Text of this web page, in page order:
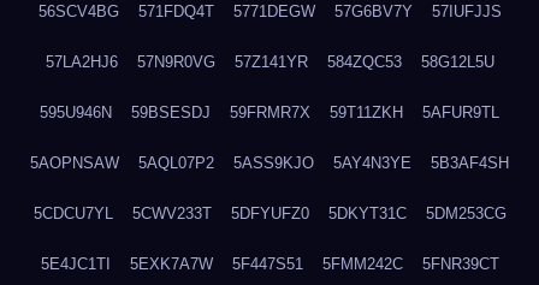
56SCV4BG 571FDQ4T 5771DEGW 57G6BV7Y 57IUFJJS
57LA2HJ6 57N9R0VG 57Z141YR 584ZQC53 58G12L5U
595U946N 59BSESDJ 59FRMR7X 59T11ZKH 5AFUR9TL
5AOPNSAW 5AQL07P2 5ASS9KJO 5AY4N3YE 5B3AF4SH
5CDCU7YL 5CWV233T 5DFYUFZ0 5DKYT31C 5DM253CG
5E4JC1TI 5EXK7A7W 5F447S51 5FMM242C 5FNR39CT